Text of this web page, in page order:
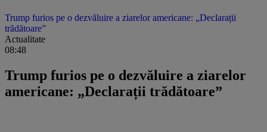
Trump furios pe o dezvăluire a ziarelor americane: „Declarații
trădătoare”
Actualitate
08:48
Trump furios pe o dezvăluire a ziarelor
americane: „Declarații trădătoare”